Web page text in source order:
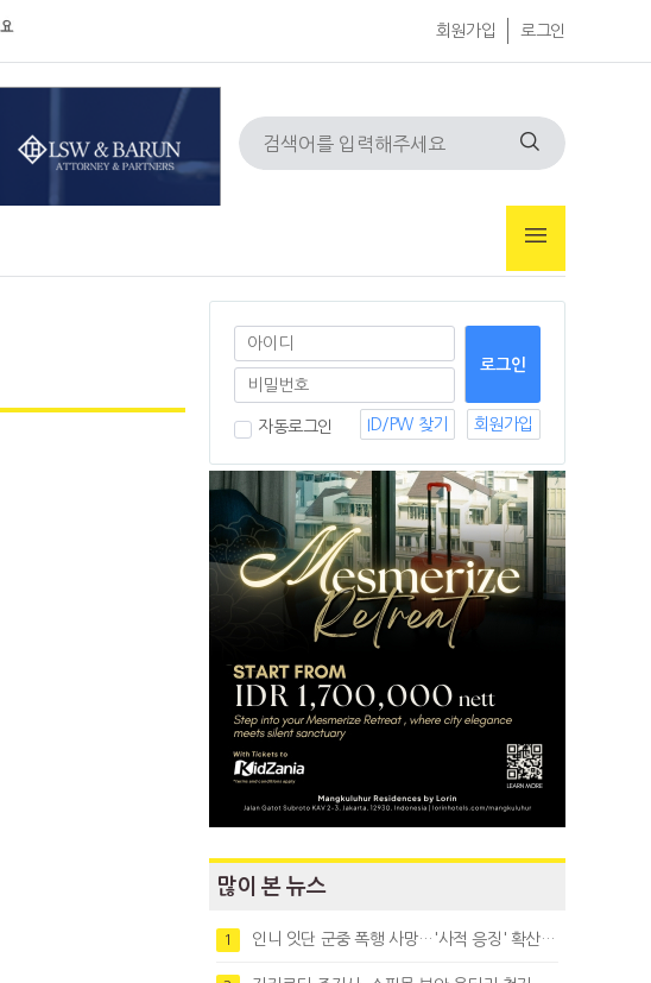
회원가입 로그인
자동로그인 ID/PW 찾기 회원가입
많이 본 뉴스
1 인니 잇단 군중 폭행 사망…'사적 응징' 확산에 법치 우려